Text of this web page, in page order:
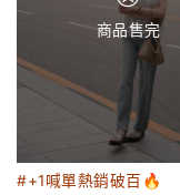
商品售完
#+1喊單熱銷破百🔥